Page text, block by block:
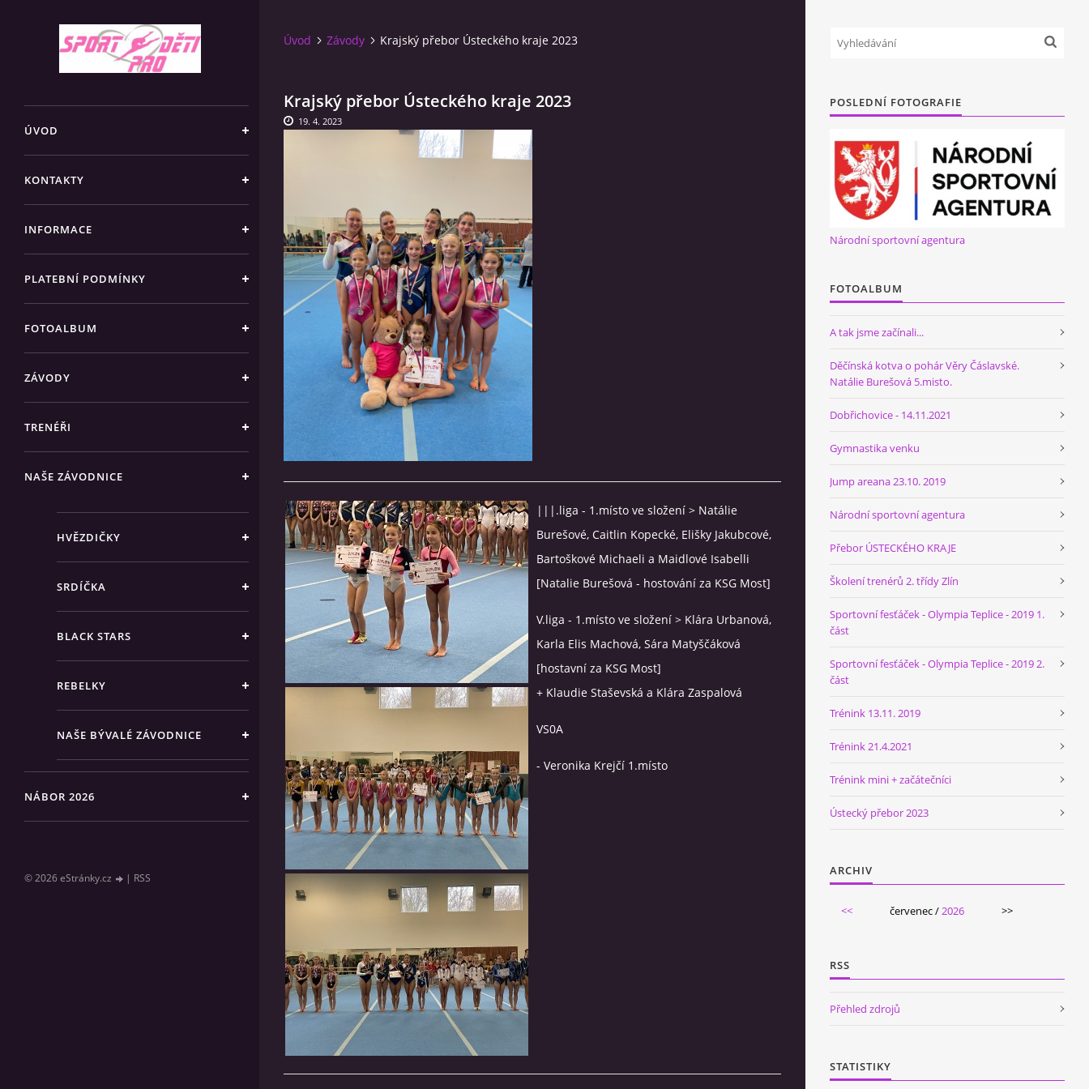
ÚVOD
KONTAKTY
INFORMACE
PLATEBNÍ PODMÍNKY
FOTOALBUM
ZÁVODY
TRENÉŘI
NAŠE ZÁVODNICE
HVĚZDIČKY
SRDÍČKA
BLACK STARS
REBELKY
NAŠE BÝVALÉ ZÁVODNICE
NÁBOR 2026
© 2026 eStránky.cz | RSS
Úvod Závody Krajský přebor Ústeckého kraje 2023
Krajský přebor Ústeckého kraje 2023
19. 4. 2023
|||.liga - 1.místo ve složení > Natálie
Burešové, Caitlin Kopecké, Elišky Jakubcové,
Bartoškové Michaeli a Maidlové Isabelli
[Natalie Burešová - hostování za KSG Most]
V.liga - 1.místo ve složení > Klára Urbanová,
Karla Elis Machová, Sára Matyščáková
[hostavní za KSG Most]
+ Klaudie Staševská a Klára Zaspalová
VS0A
- Veronika Krejčí 1.místo
POSLEDNÍ FOTOGRAFIE
Národní sportovní agentura
FOTOALBUM
A tak jsme začínali...
Děčínská kotva o pohár Věry Čáslavské.
Natálie Burešová 5.misto.
Dobřichovice - 14.11.2021
Gymnastika venku
Jump areana 23.10. 2019
Národní sportovní agentura
Přebor ÚSTECKÉHO KRAJE
Školení trenérů 2. třídy Zlín
Sportovní fesťáček - Olympia Teplice - 2019 1.
část
Sportovní fesťáček - Olympia Teplice - 2019 2.
část
Trénink 13.11. 2019
Trénink 21.4.2021
Trénink mini + začátečníci
Ústecký přebor 2023
ARCHIV
<< červenec /2026 >>
RSS
Přehled zdrojů
STATISTIKY